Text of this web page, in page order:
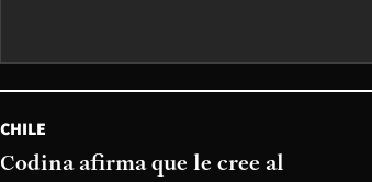
CHILE
Codina afirma que le cree al